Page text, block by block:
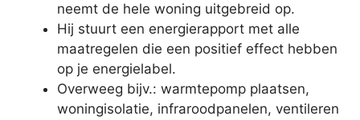
neemt de hele woning uitgebreid op.
Hij stuurt een energierapport met alle
maatregelen die een positief effect hebben
op je energielabel.
Overweeg bijv.: warmtepomp plaatsen,
woningisolatie, infraroodpanelen, ventileren